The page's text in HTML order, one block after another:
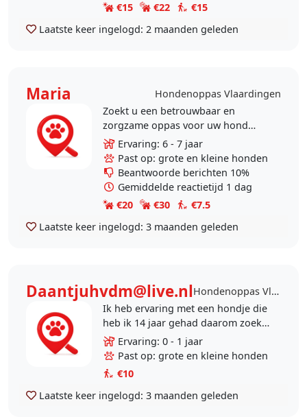
€15
€22
€15
Laatste keer ingelogd: 2 maanden geleden
Maria
Hondenoppas Vlaardingen
Zoekt u een betrouwbaar en
zorgzame oppas voor uw hond
Alles is in overleg bespreekbaar Ik
heb een eengezinswoning met
afgesloten tuin, rook niet,..
Ervaring: 6 - 7 jaar
Past op: grote en kleine honden
Beantwoorde berichten 10%
Gemiddelde reactietijd 1 dag
€20
€30
€7.5
Laatste keer ingelogd: 3 maanden geleden
Daantjuhvdm@live.nl
Hondenoppas Vlaardingen
Ik heb ervaring met een hondje die
heb ik 14 jaar gehad daarom zoek
ik nu andere oppashondjes
Ervaring: 0 - 1 jaar
Past op: grote en kleine honden
€10
Laatste keer ingelogd: 3 maanden geleden